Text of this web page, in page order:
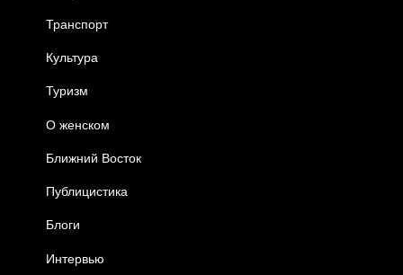
Транспорт
Культура
Туризм
О женском
Ближний Восток
Публицистика
Блоги
Интервью